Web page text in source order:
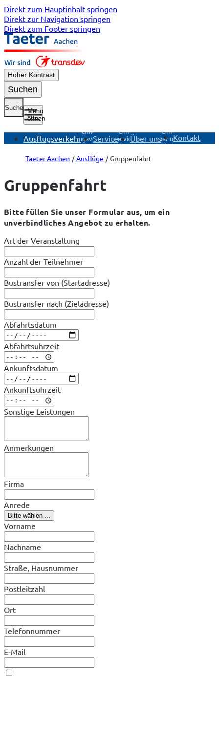
Direkt zum Hauptinhalt springen
Direkt zur Navigation springen
Direkt zum Footer springen
Hoher Kontrast
Suchen
Suche
Menü
öffnen
Ausflugsverkehr
Untermenü
Ausflugsverkehr
öffnen
Service
Untermenü
Service
öffnen
Über uns
Untermenü
Über uns
öffnen
Kontakt
Taeter Aachen Ausflüge Gruppenfahrt
Gruppenfahrt
Bitte füllen Sie unser Formular aus, um ein
unverbindliches Angebot zu erhalten.
Art der Veranstaltung
Anzahl der Teilnehmer
Bustransfer von (Startadresse)
Bustransfer nach (Zieladresse)
Abfahrtsdatum
Abfahrtsuhrzeit
Ankunftsdatum
Ankunftsuhrzeit
Sonstige Leistungen
Anmerkungen
Firma
Anrede
Bitte wählen ...
Vorname
Nachname
Straße, Hausnummer
Postleitzahl
Ort
Telefonnummer
E-Mail